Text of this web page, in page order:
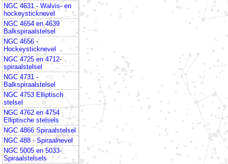
NGC 4631 - Walvis- en
hockeysticknevel
NGC 4654 en 4639
Balkspiraalstelsel
NGC 4656 -
Hockeysticknevel
NGC 4725 en 4712-
spiraalstelsel
NGC 4731 -
Balkspiraalstelsel
NGC 4753 Elliptisch
stelsel
NGC 4762 en 4754
Elliptische stelsels
NGC 4866 Spiraalstelsel
NGC 488 - Spiraalnevel
NGC 5005 en 5033-
Spiraalstelsels